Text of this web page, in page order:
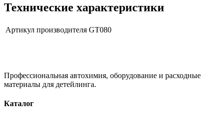
Технические характеристики
Артикул производителя GT080
Профессиональная автохимия, оборудование и расходные
материалы для детейлинга.
Каталог